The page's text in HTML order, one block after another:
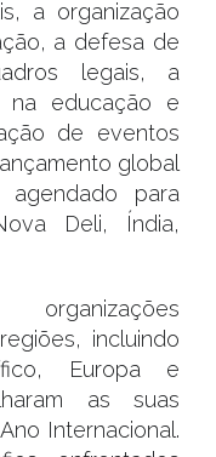
a organização
a defesa de
legais, a
na educação e
de eventos
global
para
Deli, Índia,
incluindo
Europa e
as suas
Internacional.